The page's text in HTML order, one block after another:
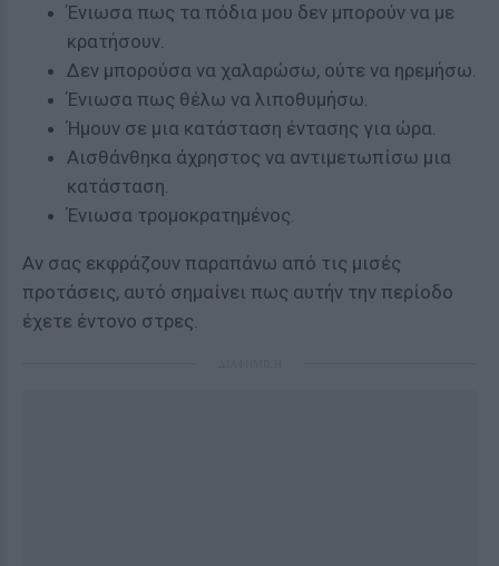
Ένιωσα πως τα πόδια μου δεν μπορούν να με
κρατήσουν.
Δεν μπορούσα να χαλαρώσω, ούτε να ηρεμήσω.
Ένιωσα πως θέλω να λιποθυμήσω.
Ήμουν σε μια κατάσταση έντασης για ώρα.
Αισθάνθηκα άχρηστος να αντιμετωπίσω μια
κατάσταση.
Ένιωσα τρομοκρατημένος.
Αν σας εκφράζουν παραπάνω από τις μισές
προτάσεις, αυτό σημαίνει πως αυτήν την περίοδο
έχετε έντονο στρες.